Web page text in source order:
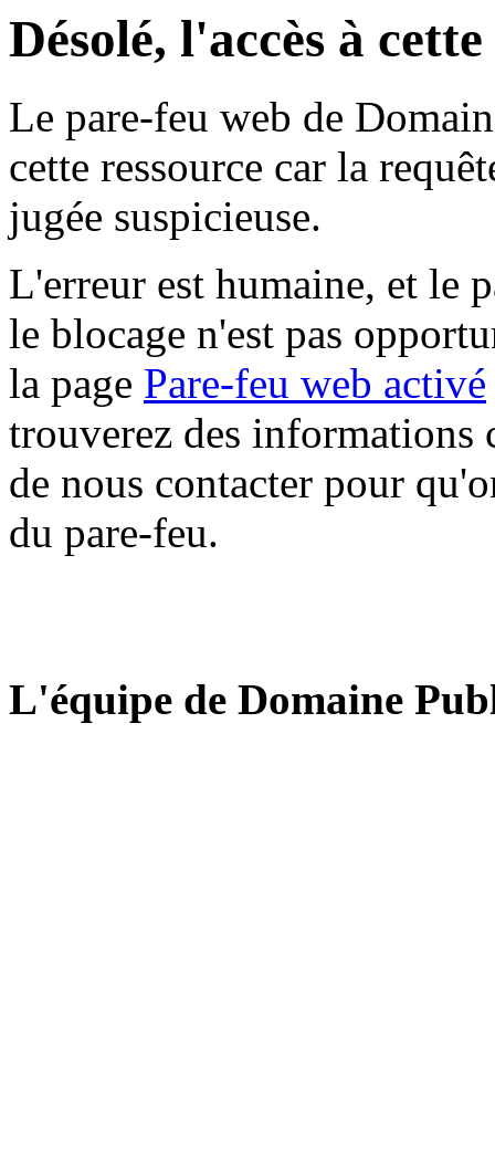
Désolé, l'accès à
Le pare-feu web de
cette ressource car la
jugée suspicieuse.
L'erreur est humaine, et le
le blocage n'est pas
la page Pare-feu web activé
trouverez des informations
de nous contacter pour
du pare-feu.
L'équipe de Domaine